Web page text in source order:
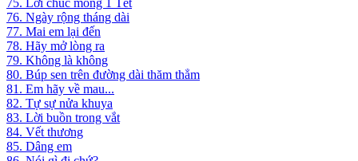
76. Ngày rộng tháng dài
77. Mai em lại đến
78. Hãy mở lòng ra
79. Không là không
80. Búp sen trên đường dài thăm thẳm
81. Em hãy về mau...
82. Tự sự nửa khuya
83. Lời buồn trong vắt
84. Vết thương
85. Dâng em